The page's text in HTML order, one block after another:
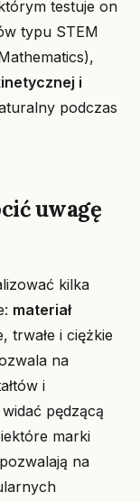
testuje on
typu STEM
i
podczas
uwagę
kilka
materiał
trwałe i ciężkie
na
i
pędzącą
marki
na